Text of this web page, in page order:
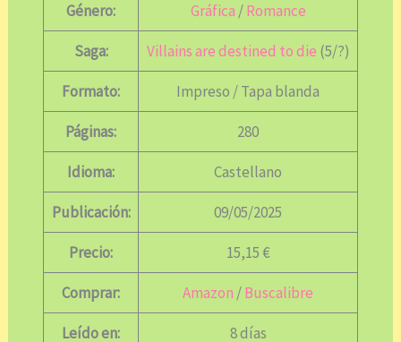
Género: Gráfica /Romance
Saga: Villains are destined to die (5/?)
Formato: Impreso / Tapa blanda
Páginas: 280
Idioma: Castellano
Publicación: 09/05/2025
Precio: 15,15 €
Comprar: Amazon /Buscalibre
Leído en: 8 días